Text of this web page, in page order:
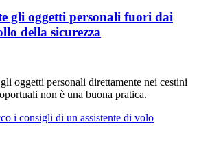
gli oggetti personali fuori dai
della sicurezza
oggetti personali direttamente nei cestini
non è una buona pratica.